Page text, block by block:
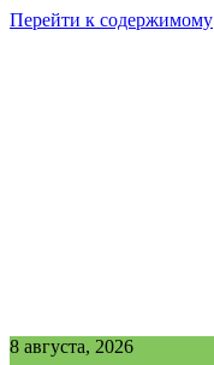
Перейти к содержимому
8 августа, 2026